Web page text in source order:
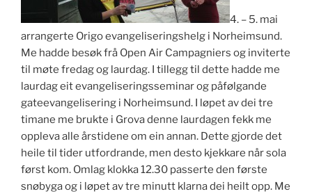
4. – 5. mai
arrangerte Origo evangeliseringshelg i Norheimsund.
Me hadde besøk frå Open Air Campagniers og inviterte
til møte fredag og laurdag. I tillegg til dette hadde me
laurdag eit evangeliseringsseminar og påfølgande
gateevangelisering i Norheimsund. I løpet av dei tre
timane me brukte i Grova denne laurdagen fekk me
oppleva alle årstidene om ein annan. Dette gjorde det
heile til tider utfordrande, men desto kjekkare når sola
først kom. Omlag klokka 12.30 passerte den første
snøbyga og i løpet av tre minutt klarna dei heilt opp. Me